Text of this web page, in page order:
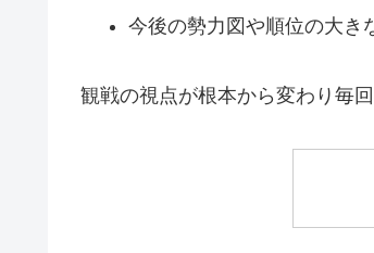
今後の勢力図や順位の大き
観戦の視点が根本から変わり毎